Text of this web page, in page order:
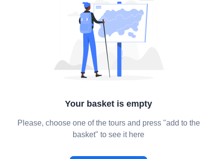
Your basket is empty
Please, choose one of the tours and press "add to the
basket" to see it here